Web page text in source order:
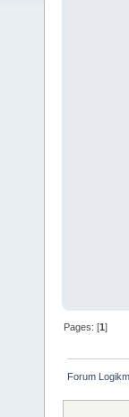
Pages: [1]
Forum